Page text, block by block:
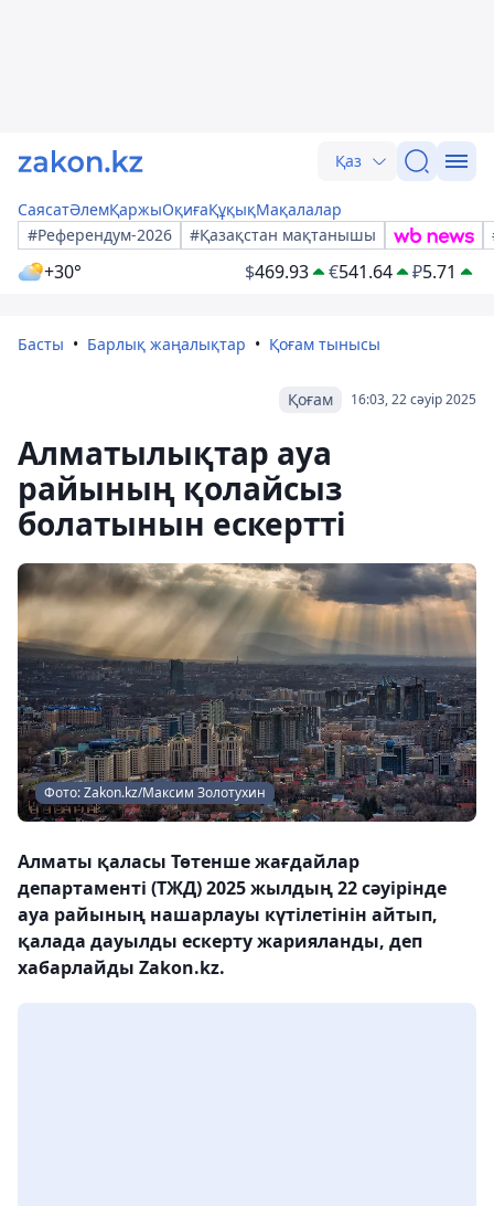
Қаз
СаясатӘлемҚаржыОқиғаҚұқықМақалалар
#Референдум-2026
#Қазақстан мақтанышы
+30° $469.93 €541.64 ₽5.71
Басты Барлық жаңалықтар Қоғам тынысы
16:03, 22 сәуір 2025
Қоғам
Алматылықтар ауа
райының қолайсыз
болатынын ескертті
Фото: Zakon.kz/Максим Золотухин
Алматы қаласы Төтенше жағдайлар
департаменті (ТЖД) 2025 жылдың 22 сәуірінде
ауа райының нашарлауы күтілетінін айтып,
қалада дауылды ескерту жарияланды, деп
хабарлайды Zakon.kz.